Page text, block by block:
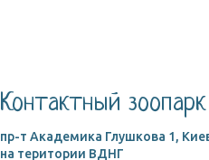
Контактный
пр-т Академика Глушкова 1,
на територии ВДНГ